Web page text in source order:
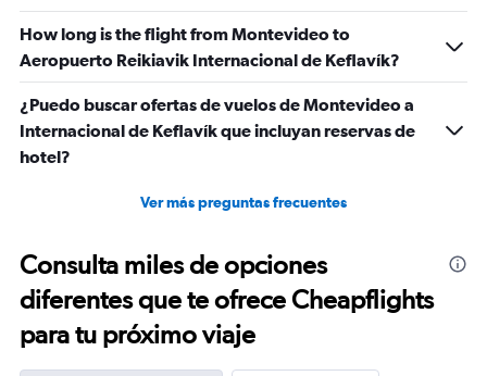
How long is the flight from Montevideo to
Aeropuerto Reikiavik Internacional de Keflavík?
¿Puedo buscar ofertas de vuelos de Montevideo a
Internacional de Keflavík que incluyan reservas de
hotel?
Ver más preguntas frecuentes
Consulta miles de opciones
diferentes que te ofrece Cheapflights
para tu próximo viaje